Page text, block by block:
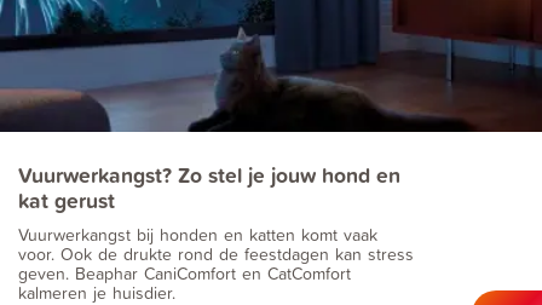
Vuurwerkangst? Zo stel je jouw hond en
kat gerust
Vuurwerkangst bij honden en katten komt vaak
voor. Ook de drukte rond de feestdagen kan stress
geven. Beaphar CaniComfort en CatComfort
kalmeren je huisdier.